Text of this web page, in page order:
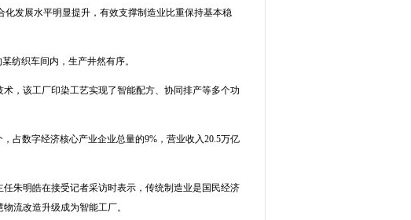
发展水平明显提升，有效支撑制造业比重保持基本稳
纺织车间内，生产井然有序。
，该工厂印染工艺实现了智能配方、协同排产等多个功
占数字经济核心产业企业总量的9%，营业收入20.5万亿
朱明皓在接受记者采访时表示，传统制造业是国民经济
流改造升级成为智能工厂。